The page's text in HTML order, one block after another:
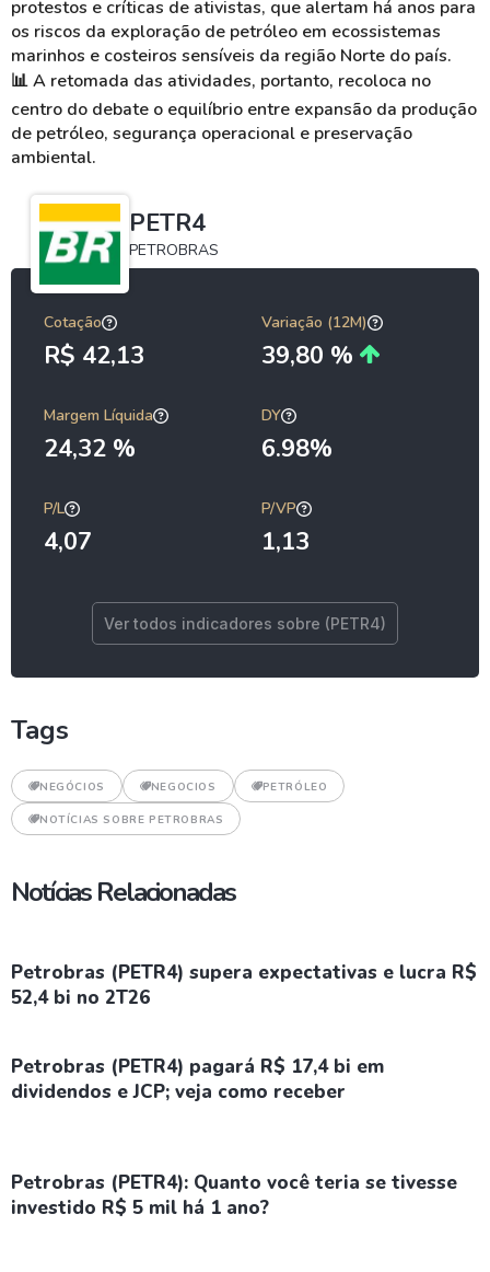
protestos e críticas de ativistas, que alertam há anos para
os riscos da exploração de petróleo em ecossistemas
marinhos e costeiros sensíveis da região Norte do país.
📊A retomada das atividades, portanto, recoloca no
centro do debate o equilíbrio entre expansão da produção
de petróleo, segurança operacional e preservação
ambiental.
PETR4
PETROBRAS
Cotação
R$ 42,13
Variação (12M)
39,80 %
Margem Líquida
24,32 %
DY
6.98%
P/L
4,07
P/VP
1,13
Ver todos indicadores sobre (PETR4)
Tags
NEGÓCIOS NEGOCIOS PETRÓLEO
NOTÍCIAS SOBRE PETROBRAS
Notícias Relacionadas
Petrobras (PETR4) supera expectativas e lucra R$
52,4 bi no 2T26
Petrobras (PETR4) pagará R$ 17,4 bi em
dividendos e JCP; veja como receber
Petrobras (PETR4): Quanto você teria se tivesse
investido R$ 5 mil há 1 ano?